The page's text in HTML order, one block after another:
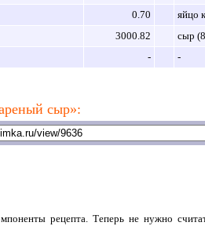
0.70
яйцо
3000.82
сыр
-
-
сыр»:
рецепта. Теперь не нужно